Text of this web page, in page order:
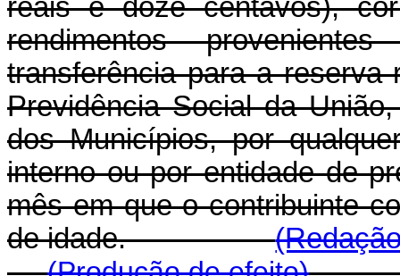
reais e doze centavos),
rendimentos
transferência para a reserva
Previdência Social da
dos Municípios, por
interno ou por entidade de
mês em que o contribuinte
de idade.